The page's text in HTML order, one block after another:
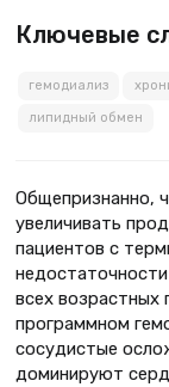
Ключевые
гемодиализ
липидный обмен
Общепризнанно,
увеличивать
пациентов с
всех возрастных
программном
сосудистые
доминируют